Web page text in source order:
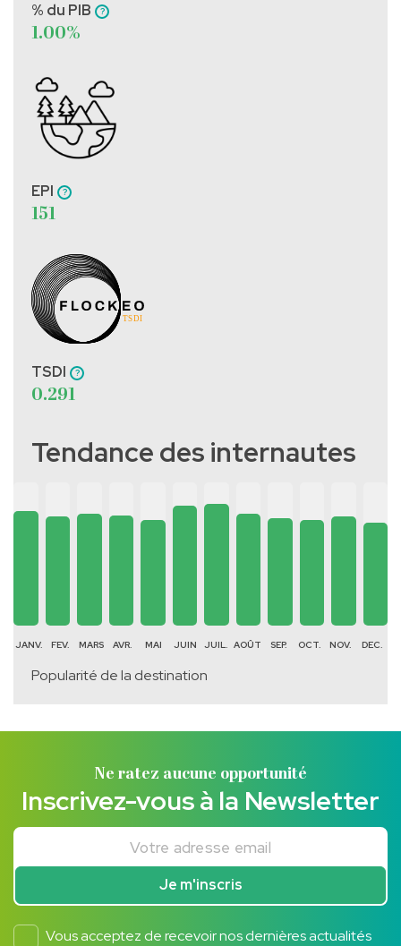
% du PIB
1.00%
EPI
151
TSDI
0.291
Tendance des internautes
JANV. FEV. MARS AVR. MAI JUIN JUIL. AOÛT SEP. OCT. NOV. DEC.
Popularité de la destination
Ne ratez aucune opportunité
Inscrivez-vous à la Newsletter
Votre adresse email
Je m'inscris
Vous acceptez de recevoir nos dernières actualités